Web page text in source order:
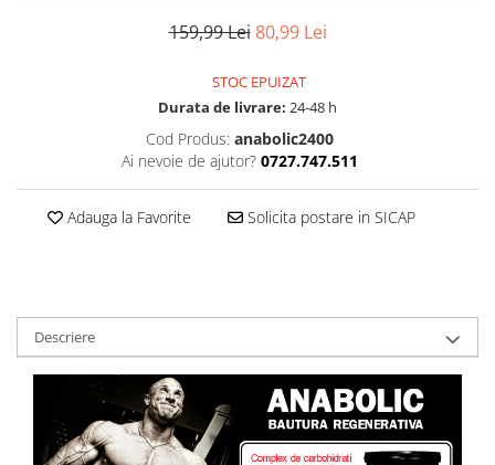
Suporturi ortopedice si orteze
Ingrijire personala & cosmetice
Ingrijire personala
Ingrjire faciala
Perii de par
Igiena dentara
Periute de dinti electrice
Irigatoare bucale
Accesorii si rezerve
159,99 Lei 80,99 Lei
STOC EPUIZAT
Durata de livrare: 24-48 h
Cod Produs: anabolic2400
Ai nevoie de ajutor? 0727.747.511
Adauga la Favorite Solicita postare in SICAP
Descriere